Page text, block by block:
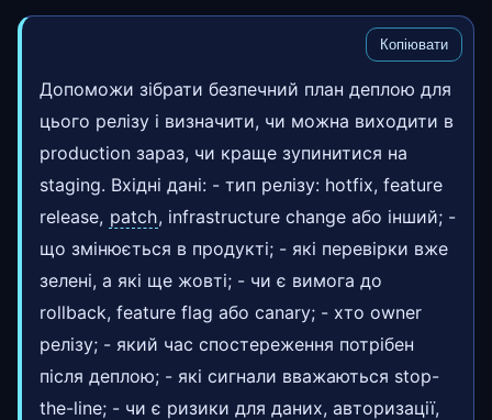
Копіювати
Допоможи зібрати безпечний план деплою для
цього релізу і визначити, чи можна виходити в
production зараз, чи краще зупинитися на
staging. Вхідні дані: - тип релізу: hotfix, feature
release, patch, infrastructure change або інший; -
що змінюється в продукті; - які перевірки вже
зелені, а які ще жовті; - чи є вимога до
rollback, feature flag або canary; - хто owner
релізу; - який час спостереження потрібен
після деплою; - які сигнали вважаються stop-
the-line; - чи є ризики для даних, авторизації,